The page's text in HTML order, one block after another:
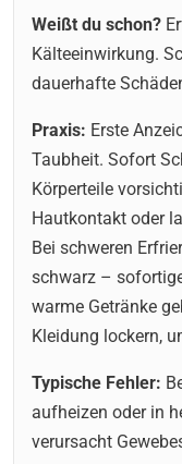
Weißt du schon?
Kälteeinwirkung.
dauerhafte
Praxis: Erste
Taubheit. Sofort
Körperteile
Hautkontakt oder
Bei schweren
schwarz –
warme Getränke
Kleidung lockern,
Typische Fehler:
aufheizen oder in
verursacht